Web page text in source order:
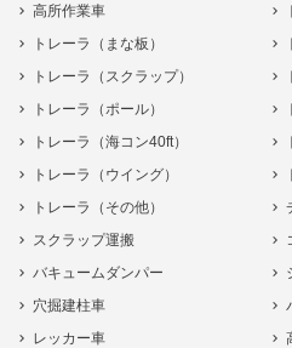
高所作業車
トレーラ（まな板）
トレーラ（スクラップ）
トレーラ（ポール）
トレーラ（海コン40ft）
トレーラ（ウイング）
トレーラ（その他）
スクラップ運搬
バキュームダンパー
穴掘建柱車
レッカー車